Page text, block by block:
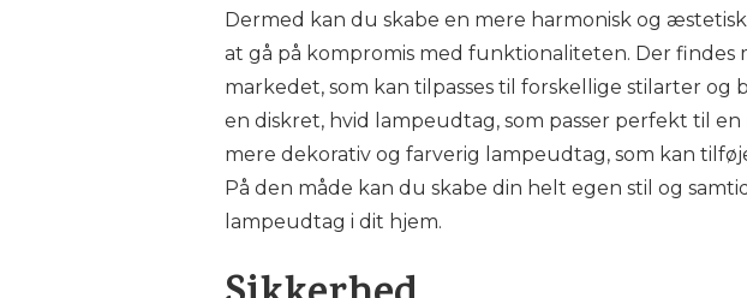
Dermed kan du skabe en mere harmonisk og
at gå på kompromis med funktionaliteten. Der
markedet, som kan tilpasses til forskellige stilarter og
en diskret, hvid lampeudtag, som passer perfekt til
mere dekorativ og farverig lampeudtag, som kan
På den måde kan du skabe din helt egen stil og
lampeudtag i dit hjem.